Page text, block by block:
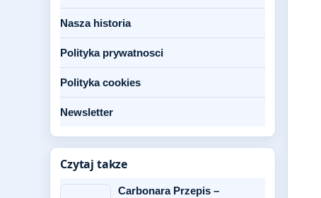
Nasza historia
Polityka prywatnosci
Polityka cookies
Newsletter
Czytaj takze
Carbonara Przepis –